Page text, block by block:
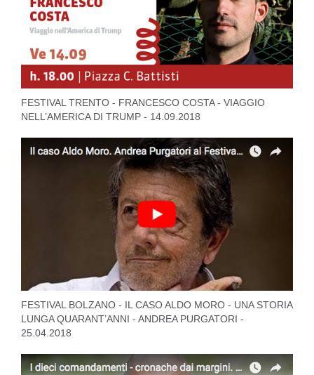
FESTIVAL TRENTO - FRANCESCO COSTA - VIAGGIO
NELL’AMERICA DI TRUMP - 14.09.2018
FESTIVAL BOLZANO - IL CASO ALDO MORO - UNA STORIA
LUNGA QUARANT’ANNI - ANDREA PURGATORI -
25.04.2018